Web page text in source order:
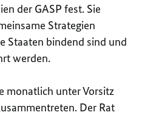
der GASP fest. Sie
Strategien
Staaten bindend sind und
werden.
monatlich unter Vorsitz
Der Rat